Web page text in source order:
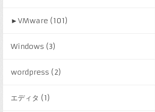
:0:
►VMware (101)
Windows (3)
wordpress (2)
エディタ (1)